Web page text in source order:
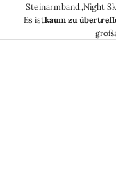
Steinarmband„Night
Es istkaum zu